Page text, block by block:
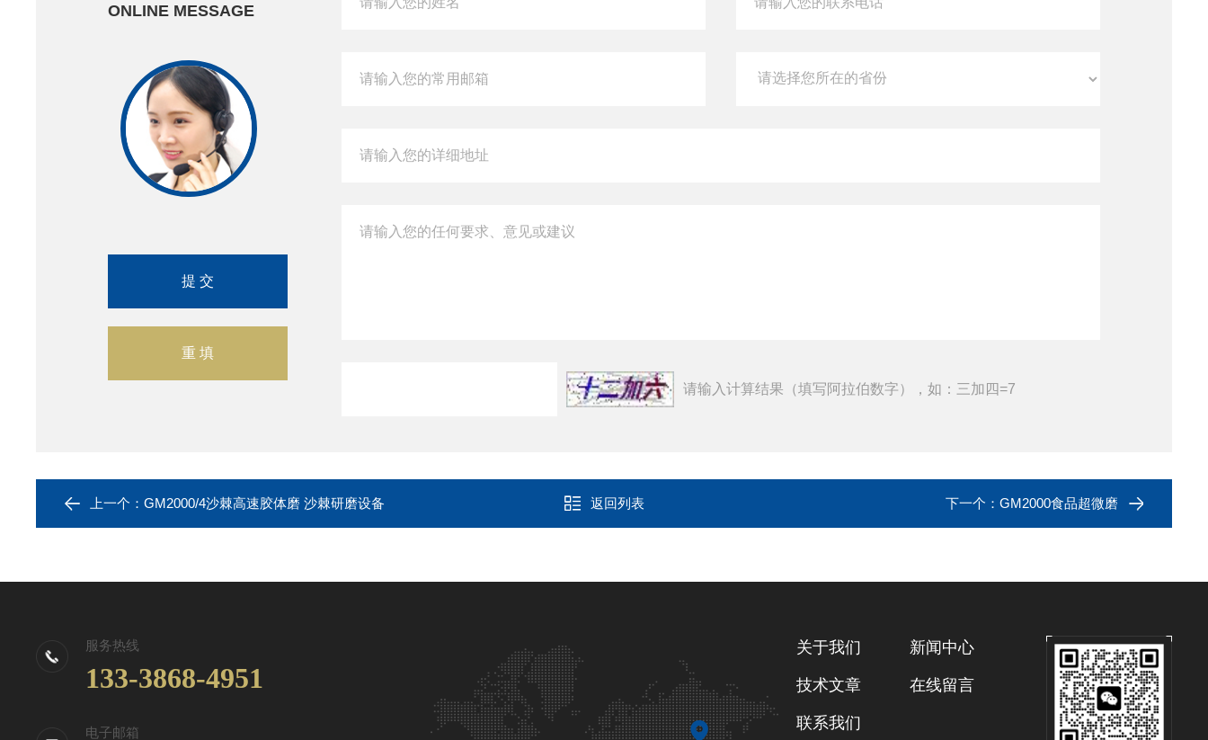
ONLINE MESSAGE
请输入计算结果（填写阿拉伯数字），如：三加四=7
上一个： GM2000/4沙棘高速胶体磨 沙棘研磨设备 返回列表 下一个： GM2000食品超微磨
服务热线
133-3868-4951
电子邮箱
关于我们 新闻中心
技术文章 在线留言
联系我们